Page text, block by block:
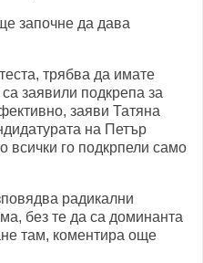
започне да дава
трябва да имате
заявили подкрепа за
заяви Татяна
на Петър
всички го подкрпели само
радикални
без те да са доминанта
там, коментира още